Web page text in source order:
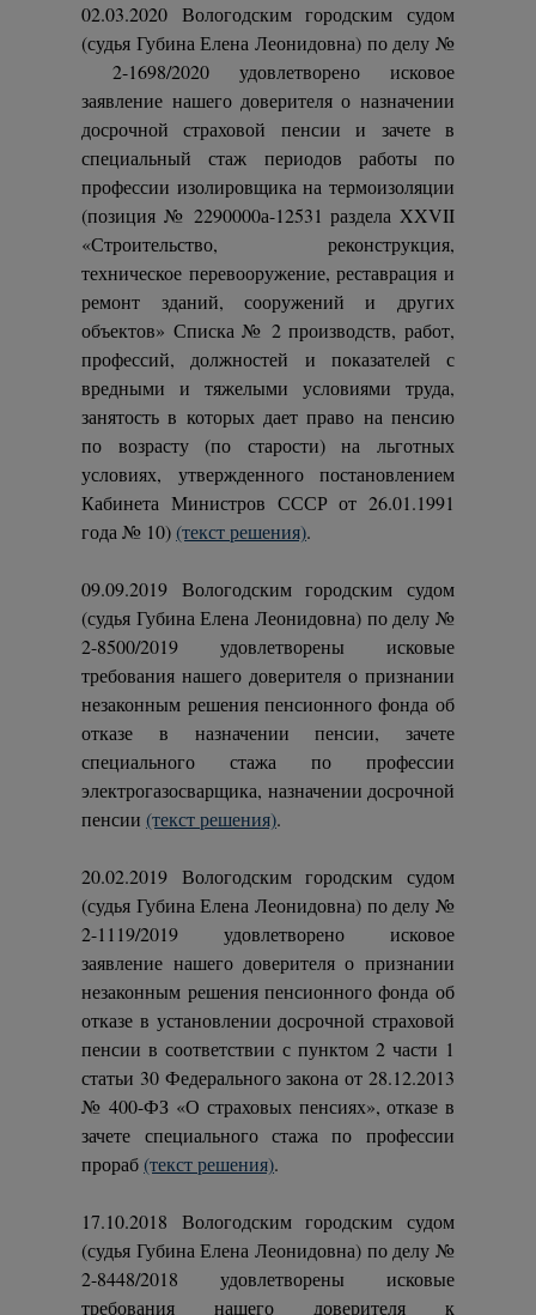
02.03.2020 Вологодским городским судом
(судья Губина Елена Леонидовна) по делу №
2-1698/2020 удовлетворено исковое
заявление нашего доверителя о назначении
досрочной страховой пенсии и зачете в
специальный стаж периодов работы по
профессии изолировщика на термоизоляции
(позиция № 2290000а-12531 раздела XXVII
«Строительство, реконструкция,
техническое перевооружение, реставрация и
ремонт зданий, сооружений и других
объектов» Списка № 2 производств, работ,
профессий, должностей и показателей с
вредными и тяжелыми условиями труда,
занятость в которых дает право на пенсию
по возрасту (по старости) на льготных
условиях, утвержденного постановлением
Кабинета Министров СССР от 26.01.1991
года № 10) (текст решения).
09.09.2019 Вологодским городским судом
(судья Губина Елена Леонидовна) по делу №
2-8500/2019 удовлетворены исковые
требования нашего доверителя о признании
незаконным решения пенсионного фонда об
отказе в назначении пенсии, зачете
специального стажа по профессии
электрогазосварщика, назначении досрочной
пенсии (текст решения).
20.02.2019 Вологодским городским судом
(судья Губина Елена Леонидовна) по делу №
2-1119/2019 удовлетворено исковое
заявление нашего доверителя о признании
незаконным решения пенсионного фонда об
отказе в установлении досрочной страховой
пенсии в соответствии с пунктом 2 части 1
статьи 30 Федерального закона от 28.12.2013
№ 400-ФЗ «О страховых пенсиях», отказе в
зачете специального стажа по профессии
прораб (текст решения).
17.10.2018 Вологодским городским судом
(судья Губина Елена Леонидовна) по делу №
2-8448/2018 удовлетворены исковые
требования нашего доверителя к